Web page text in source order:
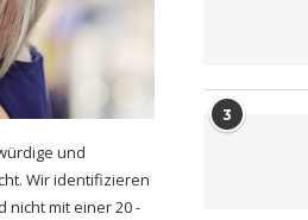
und
Wir identifizieren
nicht mit einer 20 -
3